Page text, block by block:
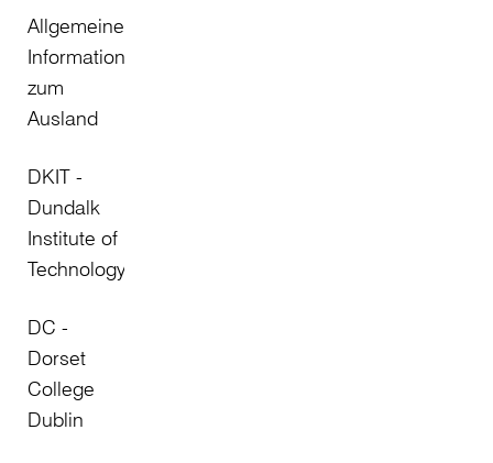
Allgemeine
Informationen
zum
Ausland
DKIT -
Dundalk
Institute of
Technology
DC -
Dorset
College
Dublin